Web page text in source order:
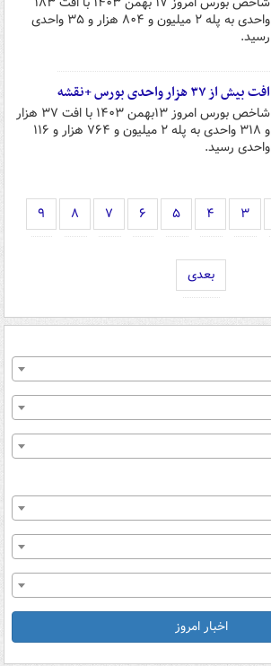
واحدی به پله ۲ میلیون و ۸۰۴ هزار و ۳۵ واحدی
رسید.
افت بیش از ۳۷ هزار واحدی بورس +نقشه
شاخص بورس امروز ۱۳بهمن ۱۴۰۳ با افت ۳۷ هزار
و ۳۱۸ واحدی به پله ۲ میلیون و ۷۶۴ هزار و ۱۱۶
واحدی رسید.
۳ ۴ ۵ ۶ ۷ ۸ ۹
بعدی
اخبار امروز